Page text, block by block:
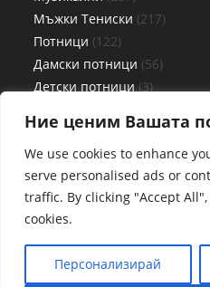
Ние ценим Вашата
We use cookies to enhance
serve personalised ads or
traffic. By clicking "Accept
cookies.
Персонализирай
Мъжки Тениски 217
Потници 122
Дамски потници 56
Детски потници 3
Чаши 27
Web By